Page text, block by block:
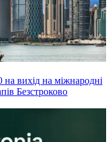
на вихід на міжнародні
Безстроково